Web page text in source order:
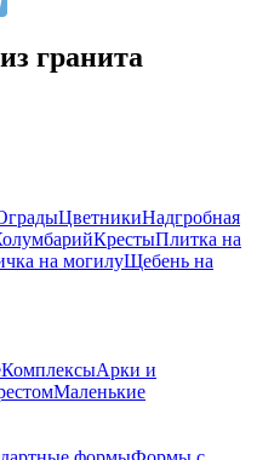
гранита
ЦветникиНадгробная
КрестыПлитка на
на могилуЩебень на
КомплексыАрки и
Маленькие